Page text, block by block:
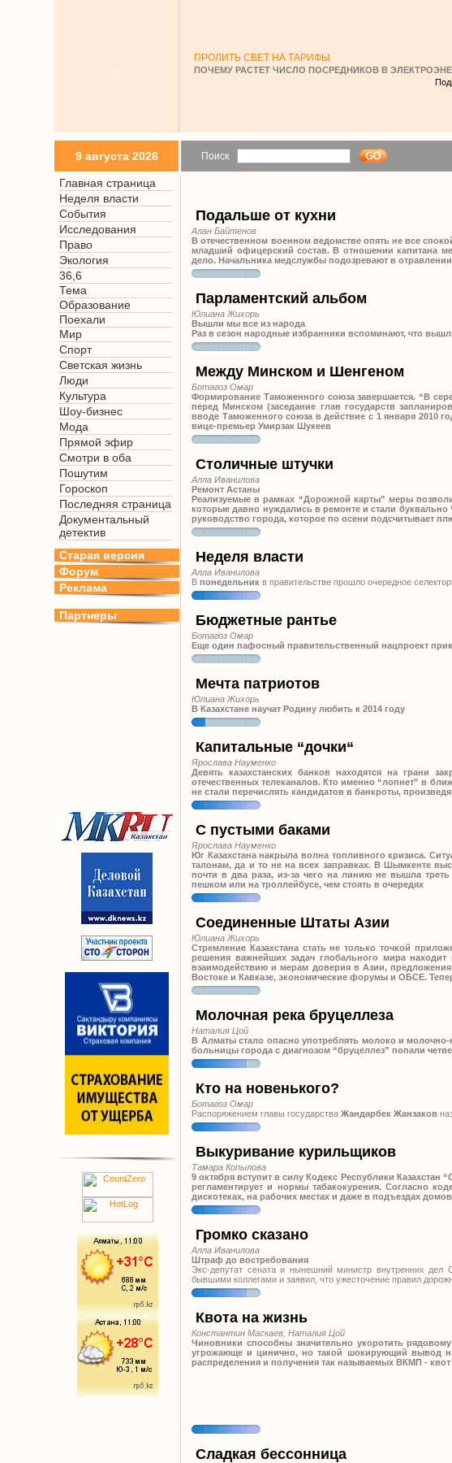
ПРОЛИТЬ СВЕТ НА ТАРИФЫ
ПОЧЕМУ РАСТЕТ ЧИСЛО ПОСРЕДНИКОВ В
9 августа 2026 Поиск
Главная страница
Неделя власти
События
Исследования
Право
Экология
36,6
Тема
Образование
Поехали
Мир
Спорт
Светская жизнь
Люди
Культура
Шоу-бизнес
Мода
Прямой эфир
Смотри в оба
Пошутим
Гороскоп
Последняя страница
Документальный
детектив
Старая версия
Форум
Реклама
Партнеры
Подальше от кухни
Алан Байтенов
В отечественном военном ведомстве опять не все
младший офицерский состав. В отношении капитана
дело. Начальника медслужбы подозревают в
Парламентский альбом
Юлиана Жихорь
Вышли мы все из народа
Раз в сезон народные избранники вспоминают, что
Между Минском и Шенгеном
Ботагоз Омар
Формирование Таможенного союза завершается. “В
перед Минском (заседание глав государств
вводе Таможенного союза в действие с 1 января 2010
вице-премьер Умирзак Шукеев
Столичные штучки
Алла Иванилова
Ремонт Астаны
Реализуемые в рамках “Дорожной карты” меры
которые давно нуждались в ремонте и стали
руководство города, которое по осени подсчитывает
Неделя власти
Алла Иванилова
Впонедельник в правительстве прошло очередное
Бюджетные рантье
Ботагоз Омар
Еще один пафосный правительственный нацпроект
Мечта патриотов
Юлиана Жихорь
В Казахстане научат Родину любить к 2014 году
Капитальные “дочки“
Ярослава Науменко
Девять казахстанских банков находятся на грани
отечественных телеканалов. Кто именно “лопнет” в
не стали перечислять кандидатов в банкроты,
С пустыми баками
Ярослава Науменко
Юг Казахстана накрыла волна топливного кризиса.
талонам, да и то не на всех заправках. В Шымкенте
почти в два раза, из-за чего на линию не вышла
пешком или на троллейбусе, чем стоять в очередях
Соединенные Штаты Азии
Юлиана Жихорь
Стремление Казахстана стать не только точкой
решения важнейших задач глобального мира
взаимодействию и мерам доверия в Азии,
Востоке и Кавказе, экономические форумы и ОБСЕ.
Молочная река бруцеллеза
Наталия Цой
В Алматы стало опасно употреблять молоко и
больницы города с диагнозом “бруцеллез” попали
Кто на новенького?
Ботагоз Омар
Распоряжением главы государстваЖандарбек Жанзаков
Выкуривание курильщиков
Тамара Копылова
9 октября вступит в силу Кодекс Республики
регламентирует и нормы табакокурения. Согласно
дискотеках, на рабочих местах и даже в подъездах домов
Громко сказано
Алла Иванилова
Штраф до востребования
Экс-депутат сената и нынешний министр внутренних дел
бывшими коллегами и заявил, что ужесточение правил
Квота на жизнь
Константин Маскаев, Наталия Цой
Чиновники способны значительно укоротить
угрожающе и цинично, но такой шокирующий вывод
распределения и получения так называемых ВКМП -
Сладкая бессонница